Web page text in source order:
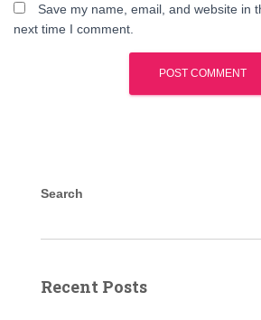
Save my name, email, and website in
next time I comment.
Search
Recent Posts